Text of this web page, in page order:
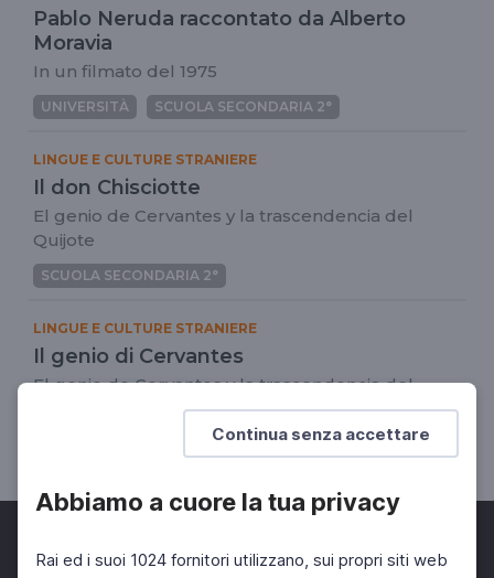
Continua senza accettare
Abbiamo a cuore la tua privacy
Rai ed i suoi 1024 fornitori utilizzano, sui propri siti web
Pablo Neruda raccontato da Alberto
Moravia
In un filmato del 1975
UNIVERSITÀ SCUOLA SECONDARIA 2°
LINGUE E CULTURE STRANIERE
Il don Chisciotte
El genio de Cervantes y la trascendencia del
Quijote
SCUOLA SECONDARIA 2°
LINGUE E CULTURE STRANIERE
Il genio di Cervantes
El genio de Cervantes y la trascendencia del
SCUOLA SECONDARIA 2°